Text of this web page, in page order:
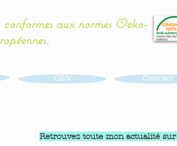
aux normes Oeko-
CGV Contact
Retrouvez toute mon actualité sur